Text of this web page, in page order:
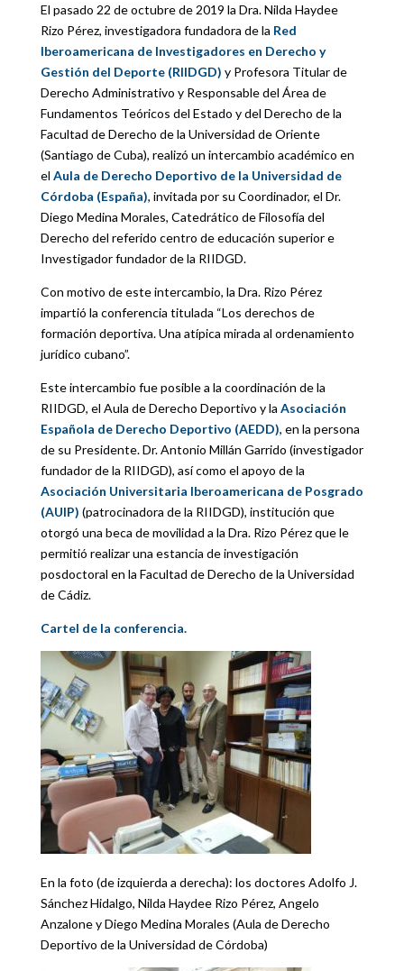
El pasado 22 de octubre de 2019 la Dra. Nilda Haydee
Rizo Pérez, investigadora fundadora de la Red
Iberoamericana de Investigadores en Derecho y
Gestión del Deporte (RIIDGD) y Profesora Titular de
Derecho Administrativo y Responsable del Área de
Fundamentos Teóricos del Estado y del Derecho de la
Facultad de Derecho de la Universidad de Oriente
(Santiago de Cuba), realizó un intercambio académico en
el Aula de Derecho Deportivo de la Universidad de
Córdoba (España), invitada por su Coordinador, el Dr.
Diego Medina Morales, Catedrático de Filosofía del
Derecho del referido centro de educación superior e
Investigador fundador de la RIIDGD.
Con motivo de este intercambio, la Dra. Rizo Pérez
impartió la conferencia titulada “Los derechos de
formación deportiva. Una atípica mirada al ordenamiento
jurídico cubano”.
Este intercambio fue posible a la coordinación de la
RIIDGD, el Aula de Derecho Deportivo y la Asociación
Española de Derecho Deportivo (AEDD), en la persona
de su Presidente. Dr. Antonio Millán Garrido (investigador
fundador de la RIIDGD), así como el apoyo de la
Asociación Universitaria Iberoamericana de Posgrado
(AUIP) (patrocinadora de la RIIDGD), institución que
otorgó una beca de movilidad a la Dra. Rizo Pérez que le
permitió realizar una estancia de investigación
posdoctoral en la Facultad de Derecho de la Universidad
de Cádiz.
Cartel de la conferencia.
En la foto (de izquierda a derecha): los doctores Adolfo J.
Sánchez Hidalgo, Nilda Haydee Rizo Pérez, Angelo
Anzalone y Diego Medina Morales (Aula de Derecho
Deportivo de la Universidad de Córdoba)